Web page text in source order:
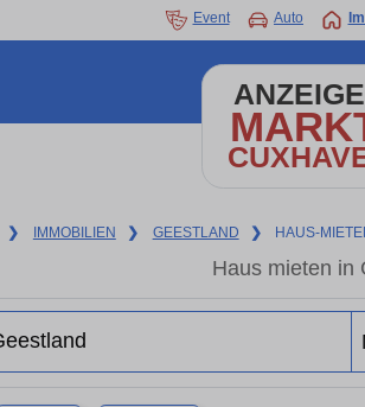
Event Auto
❯ IMMOBILIEN ❯ GEESTLAND ❯ HAUS-
Haus mieten in